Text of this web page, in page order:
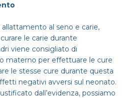
al seno e carie,
le carie durante
viene consigliato di
materno per effettuare le cure
le stesse cure durante questa
negativi avversi sul neonato.
dall’evidenza, possiamo